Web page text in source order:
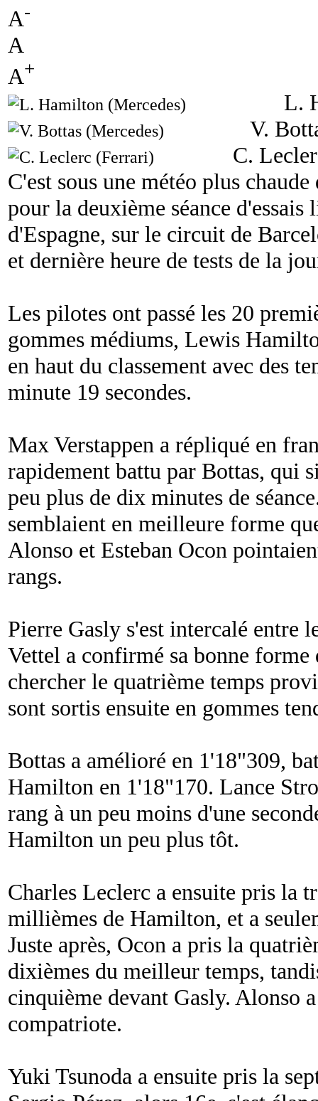
A-
A
A+
L.
V.
C.
C'est sous une météo plus
pour la deuxième séance
d'Espagne, sur le circuit de
et dernière heure de tests de la
Les pilotes ont passé les 20
gommes médiums, Lewis
en haut du classement avec des
minute 19 secondes.
Max Verstappen a répliqué en
rapidement battu par Bottas, qui
peu plus de dix minutes de
semblaient en meilleure forme
Alonso et Esteban Ocon
rangs.
Pierre Gasly s'est intercalé entre
Vettel a confirmé sa bonne forme
chercher le quatrième temps
sont sortis ensuite en gommes
Bottas a amélioré en 1'18"309,
Hamilton en 1'18"170. Lance
rang à un peu moins d'une
Hamilton un peu plus tôt.
Charles Leclerc a ensuite pris la
millièmes de Hamilton, et a
Juste après, Ocon a pris la
dixièmes du meilleur temps,
cinquième devant Gasly. Alonso
compatriote.
Yuki Tsunoda a ensuite pris la